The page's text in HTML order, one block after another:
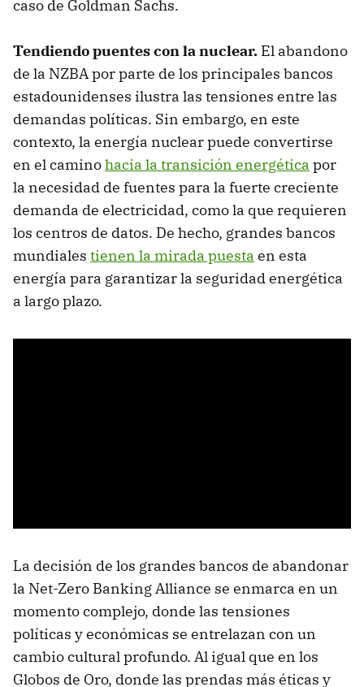
caso de Goldman Sachs.
Tendiendo puentes con la nuclear. El abandono
de la NZBA por parte de los principales bancos
estadounidenses ilustra las tensiones entre las
demandas políticas. Sin embargo, en este
contexto, la energía nuclear puede convertirse
en el caminohacia la transición energética por
la necesidad de fuentes para la fuerte creciente
demanda de electricidad, como la que requieren
los centros de datos. De hecho, grandes bancos
mundiales tienen la mirada puesta en esta
energía para garantizar la seguridad energética
a largo plazo.
La decisión de los grandes bancos de abandonar
la Net-Zero Banking Alliance se enmarca en un
momento complejo, donde las tensiones
políticas y económicas se entrelazan con un
cambio cultural profundo. Al igual que en los
Globos de Oro, donde las prendas más éticas y